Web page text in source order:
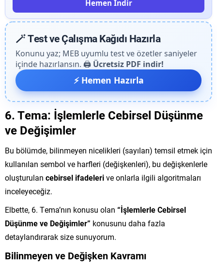
Hemen İndir
🪄 Test ve Çalışma Kağıdı Hazırla
Konunu yaz; MEB uyumlu test ve özetler saniyeler
içinde hazırlansın. 🖨️ Ücretsiz PDF indir!
⚡ Hemen Hazırla
6. Tema: İşlemlerle Cebirsel Düşünme
ve Değişimler
Bu bölümde, bilinmeyen nicelikleri (sayıları) temsil etmek için
kullanılan sembol ve harfleri (değişkenleri), bu değişkenlerle
oluşturulan cebirsel ifadelerive onlarla ilgili algoritmaları
inceleyeceğiz.
Elbette, 6. Tema’nın konusu olan “İşlemlerle Cebirsel
Düşünme ve Değişimler” konusunu daha fazla
detaylandırarak size sunuyorum.
Bilinmeyen ve Değişken Kavramı